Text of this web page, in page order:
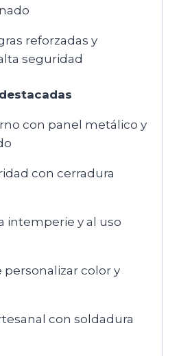
reforzadas y
seguridad
con panel metálico y
con cerradura
intemperie y al uso
personalizar color y
con soldadura